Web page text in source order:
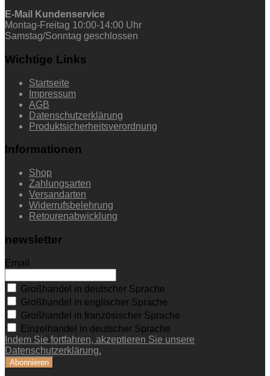
E-Mail Kundenservice
Montag-Freitag 10:00-14:00 Uhr
Samstag/Sonntag geschlossen
Wichtige Links
Startseite
Impressum
AGB
Datenschutzerklärung
Produktsicherheitsverordnung
Informationen
Shop
Zahlungsarten
Versandarten
Widerrufsbelehrung
Retourenabwicklung
newsletter
Email
Großhandel in deutscher Sprache
Großhandel in englischer Sprache
Großhandel in französischer Sprache
Einzelhandel in deutscher Sprache
Indem Sie fortfahren, akzeptieren Sie unsere
Datenschutzerklärung.